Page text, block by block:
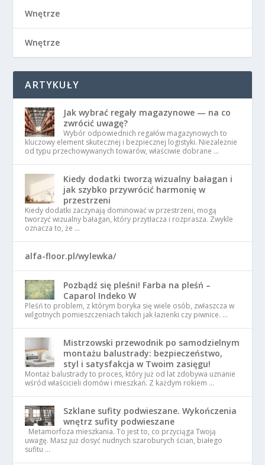
Wnętrze
Wnętrze
ARTYKUŁY
Jak wybrać regały magazynowe — na co
zwrócić uwagę?
Wybór odpowiednich regałów magazynowych to
kluczowy element skutecznej i bezpiecznej logistyki. Niezależnie
od typu przechowywanych towarów, właściwie dobrane …
Kiedy dodatki tworzą wizualny bałagan i
jak szybko przywrócić harmonię w
przestrzeni
Kiedy dodatki zaczynają dominować w przestrzeni, mogą
tworzyć wizualny bałagan, który przytłacza i rozprasza. Zwykle
oznacza to, że …
alfa-floor.pl/wylewka/
Pozbądź się pleśni! Farba na pleśń –
Caparol Indeko W
Pleśń to problem, z którym boryka się wiele osób, zwłaszcza w
wilgotnych pomieszczeniach takich jak łazienki czy piwnice. …
Mistrzowski przewodnik po samodzielnym
montażu balustrady: bezpieczeństwo,
styl i satysfakcja w Twoim zasięgu!
Montaż balustrady to proces, który już od lat zdobywa uznanie
wśród właścicieli domów i mieszkań. Z każdym rokiem …
Szklane sufity podwieszane. Wykończenia
wnętrz sufity podwieszane
Metamorfoza mieszkania. To jest to, co przyciąga Twoją
uwagę. Masz już dosyć nudnych szaroburych ścian, białego
sufitu …